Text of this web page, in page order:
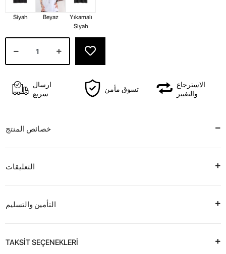
Siyah Beyaz
Yıkamalı
Siyah
ارسال
سريع
تسوق مأمن
الاسترجاع
والتغيير
خصائص المنتج
التعليقات
التأمين والتسليم
TAKSİT SEÇENEKLERİ